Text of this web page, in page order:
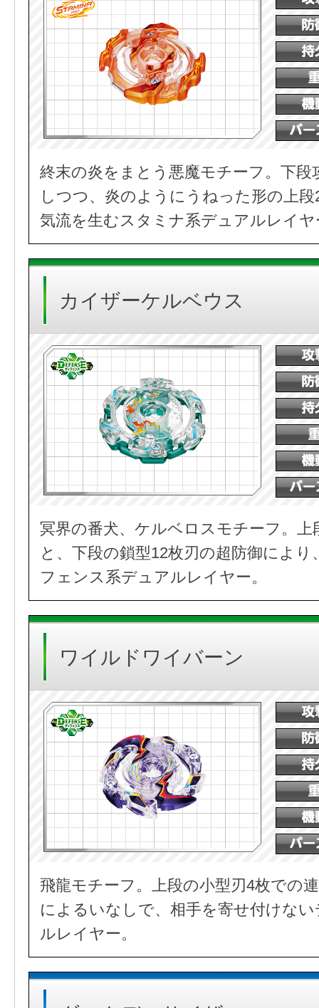
終末の炎をまとう悪魔モチーフ。下
しつつ、炎のようにうねった形の上
気流を生むスタミナ系デュアルレイヤ
カイザーケルベウス
冥界の番犬、ケルベロスモチーフ。上
と、下段の鎖型12枚刃の超防御によ
フェンス系デュアルレイヤー。
ワイルドワイバーン
飛龍モチーフ。上段の小型刃4枚での
によるいなしで、相手を寄せ付けな
ルレイヤー。